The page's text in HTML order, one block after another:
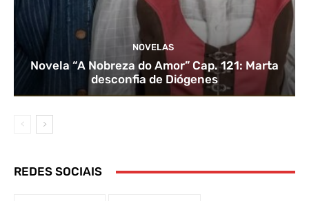
NOVELAS
Novela “A Nobreza do Amor” Cap. 121: Marta
desconfia de Diógenes
REDES SOCIAIS